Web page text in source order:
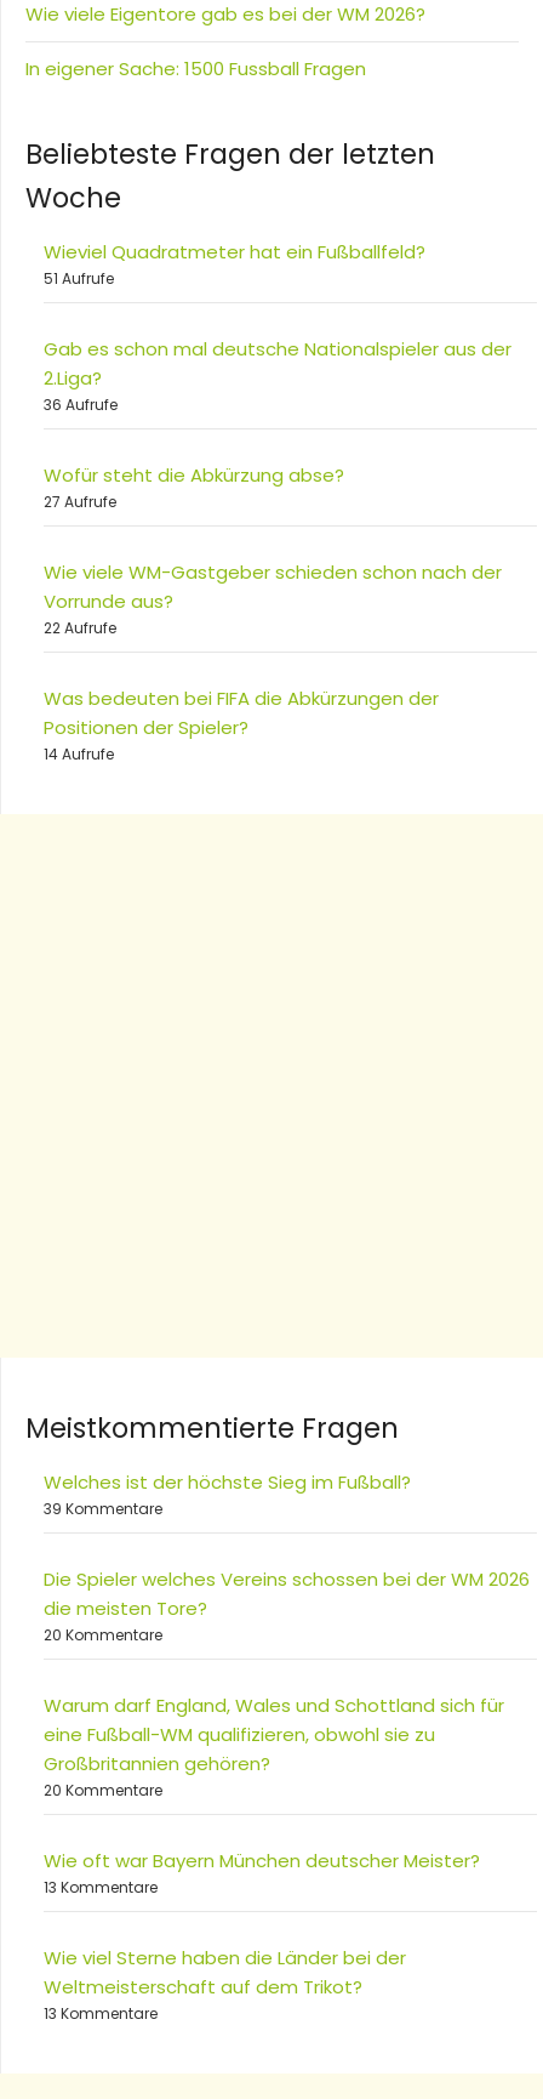
Wie viele Eigentore gab es bei der WM 2026?
In eigener Sache: 1500 Fussball Fragen
Beliebteste Fragen der letzten
Woche
Wieviel Quadratmeter hat ein Fußballfeld?
51 Aufrufe
Gab es schon mal deutsche Nationalspieler aus der
2.Liga?
36 Aufrufe
Wofür steht die Abkürzung abse?
27 Aufrufe
Wie viele WM-Gastgeber schieden schon nach der
Vorrunde aus?
22 Aufrufe
Was bedeuten bei FIFA die Abkürzungen der
Positionen der Spieler?
14 Aufrufe
Meistkommentierte Fragen
Welches ist der höchste Sieg im Fußball?
39 Kommentare
Die Spieler welches Vereins schossen bei der WM 2026
die meisten Tore?
20 Kommentare
Warum darf England, Wales und Schottland sich für
eine Fußball-WM qualifizieren, obwohl sie zu
Großbritannien gehören?
20 Kommentare
Wie oft war Bayern München deutscher Meister?
13 Kommentare
Wie viel Sterne haben die Länder bei der
Weltmeisterschaft auf dem Trikot?
13 Kommentare